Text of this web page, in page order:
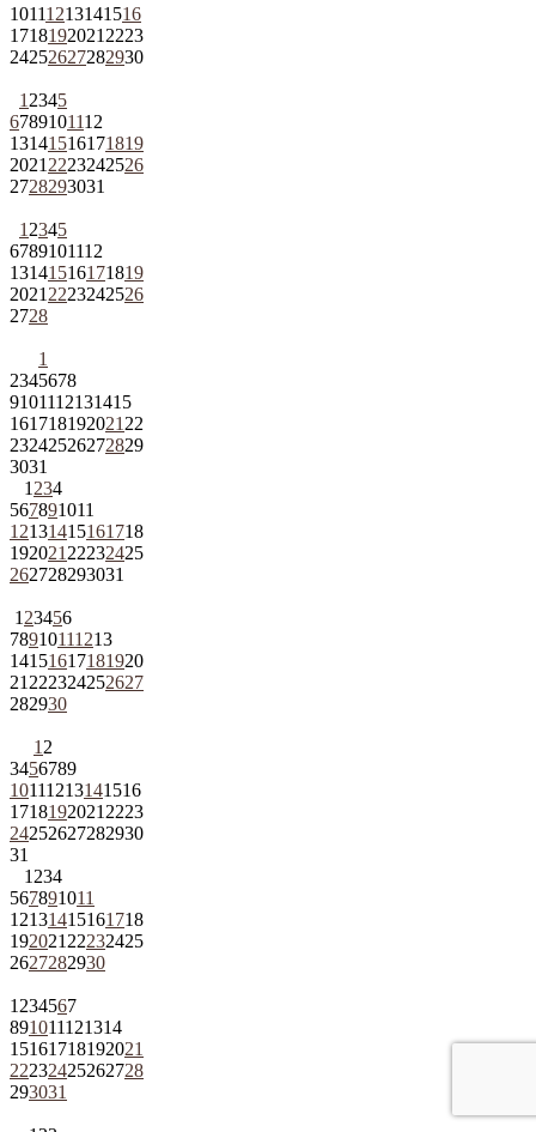
10111213141516
1718192021 2223
24252627282930
1 2345
6789101112
13141516171819
2021 2223242526
2728293031
1 2345
6789101112
13141516171819
2021 2223242526
2728
1
2345678
9101112131415
161718192021 22
23242526272829
3031
1 234
567891011
12131415161718
192021 22232425
262728293031
1 23456
78910111213
14151617181920
21 222324252627
282930
1 2
3456789
10111213141516
1718192021 2223
24252627282930
31
1 234
567891011
12131415161718
192021 22232425
2627282930
1 234567
891011121314
15161718192021
22232425262728
293031